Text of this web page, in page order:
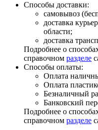
Способы доставки:
самовывоз
доставка
области;
доставка
Подробнее о
справочном разделе
Способы оплаты:
Оплата
Оплата
Безналичный
Банковский
Подробнее о
справочном разделе